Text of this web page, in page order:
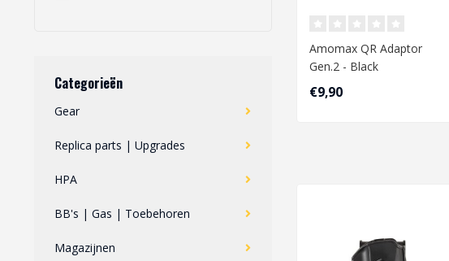
Categorieën
Gear
Replica parts | Upgrades
HPA
BB's | Gas | Toebehoren
Magazijnen
Amomax QR Adaptor
Gen.2 - Black
€9,90